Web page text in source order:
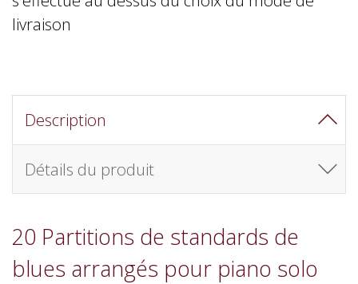
livraison
Description
Détails du produit
20 Partitions de standards de
blues arrangés pour piano solo